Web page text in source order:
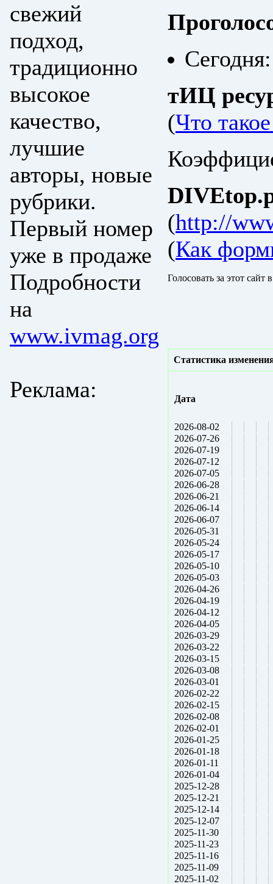
свежий
подход,
традиционно
высокое
качество,
лучшие
авторы, новые
рубрики.
Первый номер
уже в продаже
Подробности
на
www.ivmag.org
Реклама:
тИЦ
(Что
(http://
(Как
Голосовать за этот сайт
Статистика
Дата
2026-08-02
2026-07-26
2026-07-19
2026-07-12
2026-07-05
2026-06-28
2026-06-21
2026-06-14
2026-06-07
2026-05-31
2026-05-24
2026-05-17
2026-05-10
2026-05-03
2026-04-26
2026-04-19
2026-04-12
2026-04-05
2026-03-29
2026-03-22
2026-03-15
2026-03-08
2026-03-01
2026-02-22
2026-02-15
2026-02-08
2026-02-01
2026-01-25
2026-01-18
2026-01-11
2026-01-04
2025-12-28
2025-12-21
2025-12-14
2025-12-07
2025-11-30
2025-11-23
2025-11-16
2025-11-09
2025-11-02